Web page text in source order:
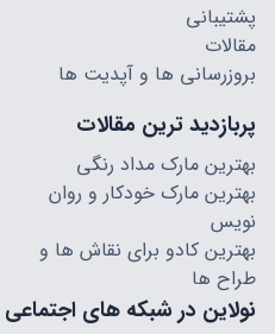
پشتیبانی
مقالات
بروزرسانی ها و آپدیت ها
پربازدید ترین مقالات
بهترین مارک مداد رنگی
بهترین مارک خودکار و روان
نویس
بهترین کادو برای نقاش ها و
طراح ها
نولاین در شبکه های اجتماعی